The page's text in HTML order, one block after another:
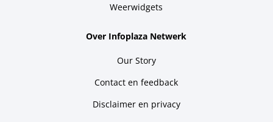
Weerwidgets
Over Infoplaza Netwerk
Our Story
Contact en feedback
Disclaimer en privacy